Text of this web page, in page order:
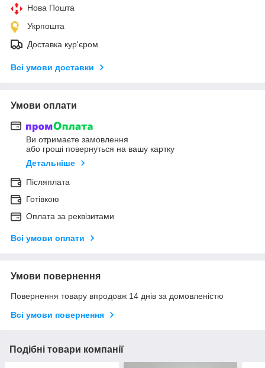
Нова Пошта
Укрпошта
Доставка кур'єром
Всі умови доставки
Умови оплати
Ви отримаєте замовлення
або гроші повернуться на вашу картку
Детальніше
Післяплата
Готівкою
Оплата за реквізитами
Всі умови оплати
Умови повернення
Повернення товару впродовж 14 днів за домовленістю
Всі умови повернення
Подібні товари компанії